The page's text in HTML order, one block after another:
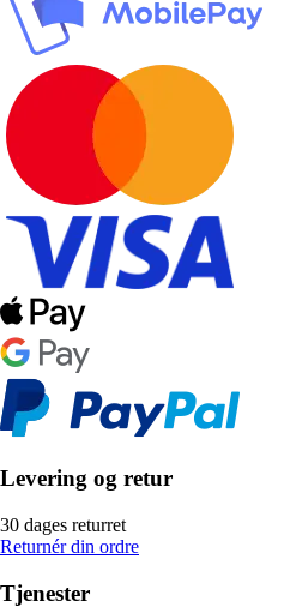
Levering og retur
30 dages returret
Returnér din ordre
Tjenester